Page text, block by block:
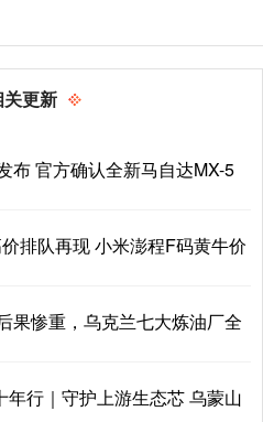
关更新
布 官方确认全新马自达MX-5
排队再现 小米澎程F码黄牛价
果惨重，乌克兰七大炼油厂全
行｜守护上游生态芯 乌蒙山